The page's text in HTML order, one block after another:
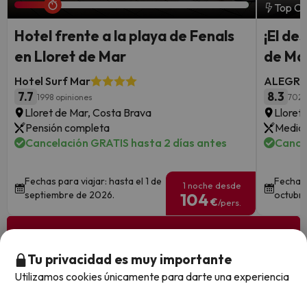
Hotel frente a la playa de Fenals
en Lloret de Mar
Hotel Surf Mar
7.7 1998 opiniones
Lloret de Mar, Costa Brava
Pensión completa
Cancelación GRATIS hasta 2 días antes
Fechas para viajar: hasta el 1 de
septiembre de 2026.
1 noche desde
104€/pers.
Top
¡El
de
8.3 702
Lloret
Media
Ver todos los chollos
Tu privacidad es muy importante
Utilizamos cookies únicamente para darte una experiencia